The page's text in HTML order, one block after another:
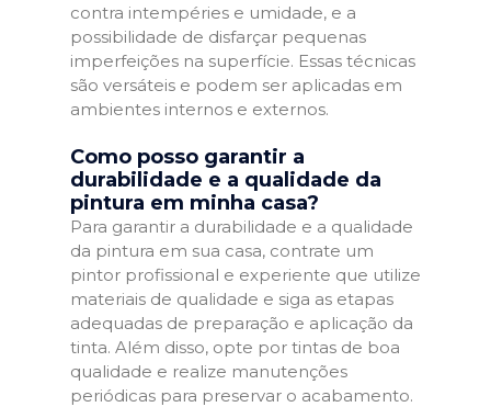
contra intempéries e umidade, e a
possibilidade de disfarçar pequenas
imperfeições na superfície. Essas técnicas
são versáteis e podem ser aplicadas em
ambientes internos e externos.
Como posso garantir a
durabilidade e a qualidade da
pintura em minha casa?
Para garantir a durabilidade e a qualidade
da pintura em sua casa, contrate um
pintor profissional e experiente que utilize
materiais de qualidade e siga as etapas
adequadas de preparação e aplicação da
tinta. Além disso, opte por tintas de boa
qualidade e realize manutenções
periódicas para preservar o acabamento.